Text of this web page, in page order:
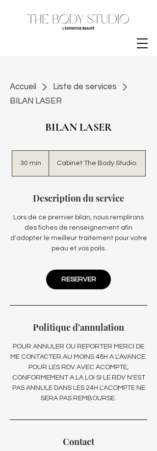
Accueil
Liste de services
BILAN LASER
BILAN LASER
30 min
n
Cabinet The Body Studio.
Description du service
Lors de ce premier bilan, nous remplirons
des fiches de renseignement afin
d'adopter le meilleur traitement pour votre
peau et vos poils.
RESERVER
Politique d'annulation
POUR ANNULER OU REPORTER MERCI DE
ME CONTACTER AU MOINS 48H A L'AVANCE.
POUR LES RDV AVEC ACOMPTE,
CONFORMEMENT A LA LOI SI LE RDV N'EST
PAS ANNULE DANS LES 24H L'ACOMPTE NE
SERA PAS REMBOURSE.
Contact